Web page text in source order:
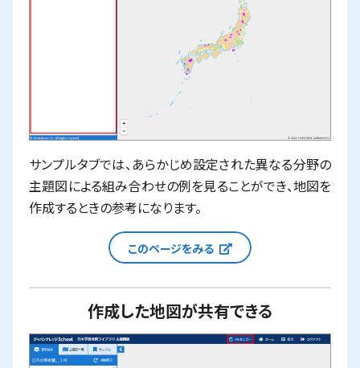
サンプルタブでは、あらかじめ設定された異なる分野の
主題図による組み合わせの例を見ることができ、地図を
作成するときの参考になります。
このページをみる 新しいウィンドウで
作成した地図が共有できる